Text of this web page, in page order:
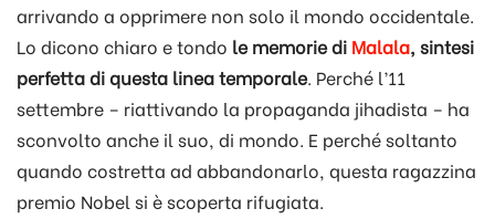
arrivando a opprimere non solo il mondo occidentale.
Lo dicono chiaro e tondo le memorie di Malala, sintesi
perfetta di questa linea temporale. Perché l’11
settembre – riattivando la propaganda jihadista – ha
sconvolto anche il suo, di mondo. E perché soltanto
quando costretta ad abbandonarlo, questa ragazzina
premio Nobel si è scoperta rifugiata.